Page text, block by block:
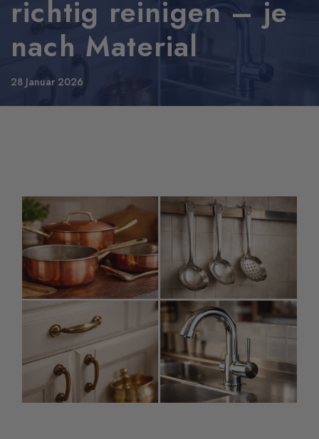
richtig reinigen – je
nach Material
28 Januar 2026